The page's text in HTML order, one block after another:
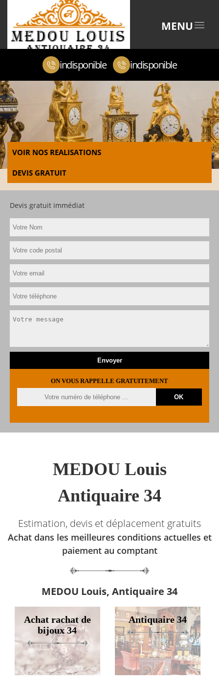
MENU
indisponible indisponible
VOIR NOS REALISATIONS
DEVIS GRATUIT
Devis gratuit immédiat
ON VOUS RAPPELLE GRATUITEMENT
MEDOU Louis
Antiquaire 34
Estimation, devis et déplacement gratuits
Achat dans les meilleures conditions actuelles et
paiement au comptant
MEDOU Louis, Antiquaire 34
Achat rachat de
bijoux 34
Antiquaire 34